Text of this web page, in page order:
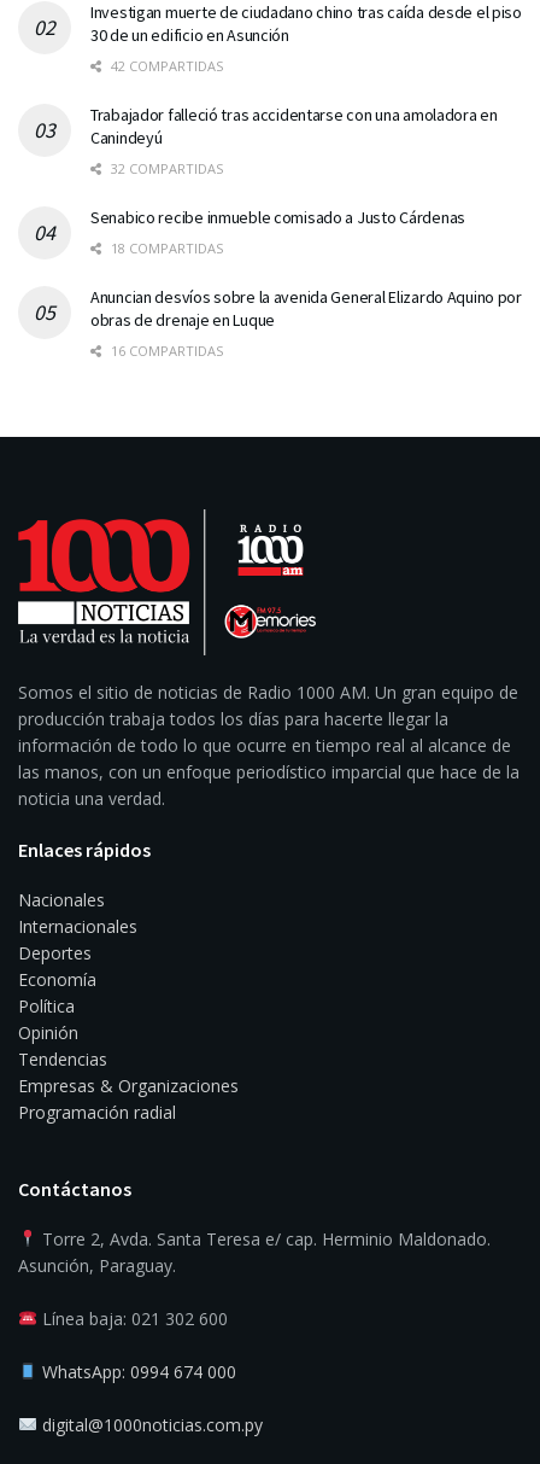
Investigan muerte de ciudadano chino tras caída desde el piso
30 de un edificio en Asunción
42 COMPARTIDAS
Trabajador falleció tras accidentarse con una amoladora en
Canindeyú
32 COMPARTIDAS
Senabico recibe inmueble comisado a Justo Cárdenas
18 COMPARTIDAS
Anuncian desvíos sobre la avenida General Elizardo Aquino por
obras de drenaje en Luque
16 COMPARTIDAS
Somos el sitio de noticias de Radio 1000 AM. Un gran equipo de
producción trabaja todos los días para hacerte llegar la
información de todo lo que ocurre en tiempo real al alcance de
las manos, con un enfoque periodístico imparcial que hace de la
noticia una verdad.
Enlaces rápidos
Nacionales
Internacionales
Deportes
Economía
Política
Opinión
Tendencias
Empresas & Organizaciones
Programación radial
Contáctanos
Torre 2, Avda. Santa Teresa e/ cap. Herminio Maldonado.
Asunción, Paraguay.
Línea baja: 021 302 600
WhatsApp: 0994 674 000
digital@1000noticias.com.py